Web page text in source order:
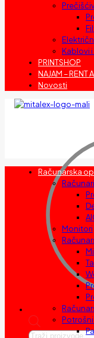
Kablovi
PRINTSHOP
NAJAM – RENT
Novosti
Products
Računarska
Računari
Monitori